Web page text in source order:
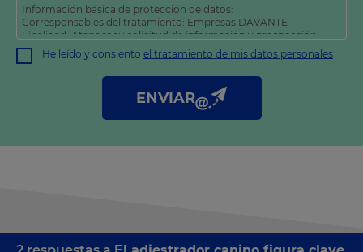
Información básica de protección de datos:
Corresponsables del tratamiento: Empresas DAVANTE
Finalidad: Atender su solicitud de información y prospección
comercial
Derechos: Puede acceder, rectificar y suprimir sus datos, así
como otros derechos tal y como se explica en nuestra
He leído y consiento el tratamiento de mis datos personales
ENVIAR